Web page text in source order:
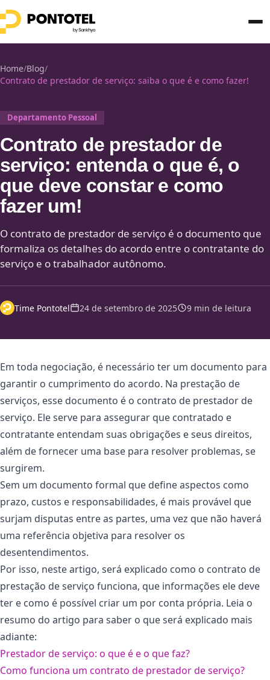
Home/Blog/
Contrato de prestador de serviço: saiba o que é e como fazer!
Departamento Pessoal
Contrato de prestador de
serviço: entenda o que é, o
que deve constar e como
fazer um!
O contrato de prestador de serviço é o documento que
formaliza os detalhes do acordo entre o contratante do
serviço e o trabalhador autônomo.
Time Pontotel 24 de setembro de 2025 9 min de leitura
Em toda negociação, é necessário ter um documento para
garantir o cumprimento do acordo. Na prestação de
serviços, esse documento é o contrato de prestador de
serviço. Ele serve para assegurar que contratado e
contratante entendam suas obrigações e seus direitos,
além de fornecer uma base para resolver problemas, se
surgirem.
Sem um documento formal que define aspectos como
prazo, custos e responsabilidades, é mais provável que
surjam disputas entre as partes, uma vez que não haverá
uma referência objetiva para resolver os
desentendimentos.
Por isso, neste artigo, será explicado como o contrato de
prestação de serviço funciona, que informações ele deve
ter e como é possível criar um por conta própria. Leia o
resumo do artigo para saber o que será explicado mais
adiante:
Prestador de serviço: o que é e o que faz?
Como funciona um contrato de prestador de serviço?